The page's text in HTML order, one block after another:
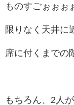
ものすごぉぉぉ
限りなく天井に
席に付くまでの
もちろん、2人